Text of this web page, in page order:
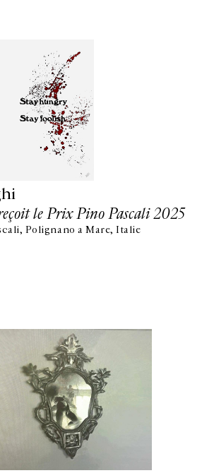
le Prix Pino Pascali 2025
Polignano a Mare, Italie